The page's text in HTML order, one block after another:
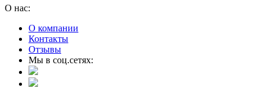
О нас:
О компании
Контакты
Отзывы
Мы в соц.сетях: